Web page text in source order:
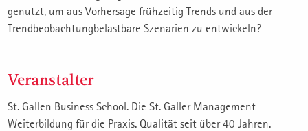
genutzt, um aus Vorhersage frühzeitig Trends und aus der
Trendbeobachtungbelastbare Szenarien zu entwickeln?
Veranstalter
St. Gallen Business School. Die St. Galler Management
Weiterbildung für die Praxis. Qualität seit über 40 Jahren.